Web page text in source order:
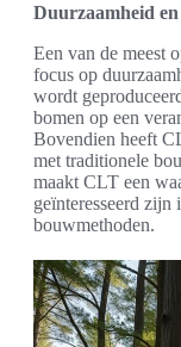
Duurzaamheid
Een van de meest
focus op
wordt
bomen op een
Bovendien heeft
met traditionele
maakt CLT een
geïnteresseerd zijn
bouwmethoden.